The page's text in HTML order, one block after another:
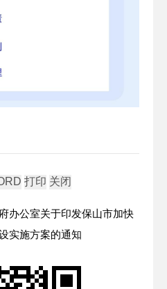
办公室关于印发保山市加快
实施方案的通知